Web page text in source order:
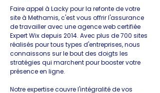
Faire appel à Lacky pour la refonte de votre
site à Methamis, c'est vous offrir l'assurance
de travailler avec une agence web certifiée
Expert Wix depuis 2014. Avec plus de 700 sites
réalisés pour tous types d'entreprises, nous
connaissons sur le bout des doigts les
stratégies qui marchent pour booster votre
présence en ligne.
Notre expertise couvre l'intégralité de vos